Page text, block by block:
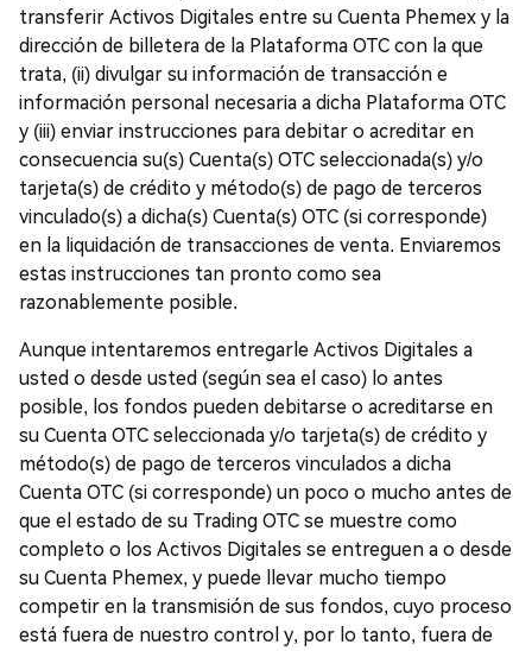
transferir Activos Digitales entre su Cuenta Phemex y la
dirección de billetera de la Plataforma OTC con la que
trata, (ii) divulgar su información de transacción e
información personal necesaria a dicha Plataforma OTC
y (iii) enviar instrucciones para debitar o acreditar en
consecuencia su(s) Cuenta(s) OTC seleccionada(s) y/o
tarjeta(s) de crédito y método(s) de pago de terceros
vinculado(s) a dicha(s) Cuenta(s) OTC (si corresponde)
en la liquidación de transacciones de venta. Enviaremos
estas instrucciones tan pronto como sea
razonablemente posible.
Aunque intentaremos entregarle Activos Digitales a
usted o desde usted (según sea el caso) lo antes
posible, los fondos pueden debitarse o acreditarse en
su Cuenta OTC seleccionada y/o tarjeta(s) de crédito y
método(s) de pago de terceros vinculados a dicha
Cuenta OTC (si corresponde) un poco o mucho antes de
que el estado de su Trading OTC se muestre como
completo o los Activos Digitales se entreguen a o desde
su Cuenta Phemex, y puede llevar mucho tiempo
competir en la transmisión de sus fondos, cuyo proceso
está fuera de nuestro control y, por lo tanto, fuera de